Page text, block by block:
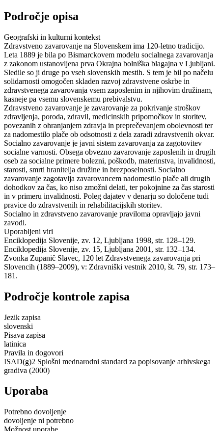
Področje opisa
Geografski in kulturni kontekst
Zdravstveno zavarovanje na Slovenskem ima 120-letno tradicijo.
Leta 1889 je bila po Bismarckovem modelu socialnega zavarovanja
z zakonom ustanovljena prva Okrajna bolniška blagajna v Ljubljani.
Sledile so ji druge po vseh slovenskih mestih. S tem je bil po načelu
solidarnosti omogočen skladen razvoj zdravstvene oskrbe in
zdravstvenega zavarovanja vsem zaposlenim in njihovim družinam,
kasneje pa vsemu slovenskemu prebivalstvu.
Zdravstveno zavarovanje je zavarovanje za pokrivanje stroškov
zdravljenja, poroda, zdravil, medicinskih pripomočkov in storitev,
povezanih z ohranjanjem zdravja in preprečevanjem obolevnosti ter
za nadomestilo plače ob odsotnosti z dela zaradi zdravstvenih okvar.
Socialno zavarovanje je javni sistem zavarovanja za zagotovitev
socialne varnosti. Obsega obvezno zavarovanje zaposlenih in drugih
oseb za socialne primere bolezni, poškodb, materinstva, invalidnosti,
starosti, smrti hranitelja družine in brezposelnosti. Socialno
zavarovanje zagotavlja zavarovancem nadomestilo plače ali drugih
dohodkov za čas, ko niso zmožni delati, ter pokojnine za čas starosti
in v primeru invalidnosti. Poleg dajatev v denarju so določene tudi
pravice do zdravstvenih in rehabilitacijskih storitev.
Socialno in zdravstveno zavarovanje praviloma opravljajo javni
zavodi.
Uporabljeni viri
Enciklopedija Slovenije, zv. 12, Ljubljana 1998, str. 128–129.
Enciklopedija Slovenije, zv. 15, Ljubljana 2001, str. 132–134.
Zvonka Zupanič Slavec, 120 let Zdravstvenega zavarovanja pri
Slovencih (1889–2009), v: Zdravniški vestnik 2010, št. 79, str. 173–
181.
Področje kontrole zapisa
Jezik zapisa
slovenski
Pisava zapisa
latinica
Pravila in dogovori
ISAD(g)2 Splošni mednarodni standard za popisovanje arhivskega
gradiva (2000)
Uporaba
Potrebno dovoljenje
dovoljenje ni potrebno